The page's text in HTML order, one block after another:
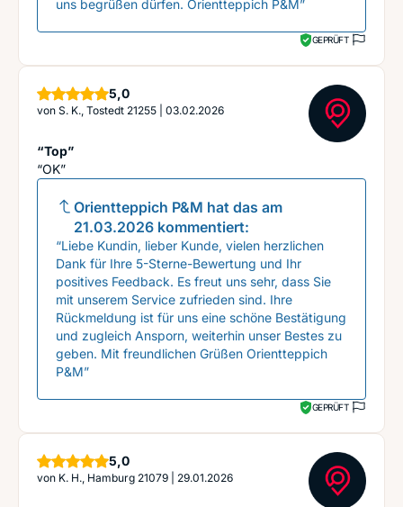
uns begrüßen dürfen. Orientteppich P&M”
GEPRÜFT
5,0Sterne
von S. K., Tostedt 21255 03.02.2026
“Top”
“OK”
Orientteppich P&M hat das am
21.03.2026 kommentiert:
“Liebe Kundin, lieber Kunde, vielen herzlichen
Dank für Ihre 5-Sterne-Bewertung und Ihr
positives Feedback. Es freut uns sehr, dass Sie
mit unserem Service zufrieden sind. Ihre
Rückmeldung ist für uns eine schöne Bestätigung
und zugleich Ansporn, weiterhin unser Bestes zu
geben. Mit freundlichen Grüßen Orientteppich
P&M”
GEPRÜFT
5,0Sterne
von K. H., Hamburg 21079 29.01.2026